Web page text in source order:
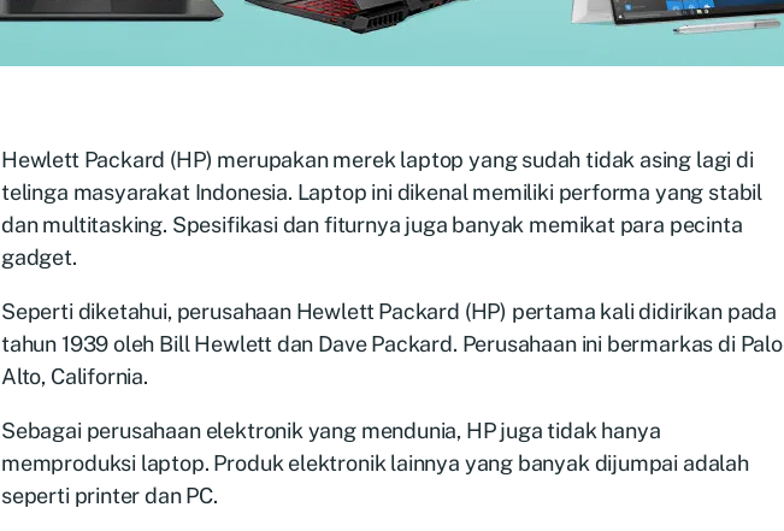
Hewlett Packard (HP) merupakan merek laptop yang sudah tidak asing lagi di
telinga masyarakat Indonesia. Laptop ini dikenal memiliki performa yang stabil
dan multitasking. Spesifikasi dan fiturnya juga banyak memikat para pecinta
gadget.
Seperti diketahui, perusahaan Hewlett Packard (HP) pertama kali didirikan pada
tahun 1939 oleh Bill Hewlett dan Dave Packard. Perusahaan ini bermarkas di Palo
Alto, California.
Sebagai perusahaan elektronik yang mendunia, HP juga tidak hanya
memproduksi laptop. Produk elektronik lainnya yang banyak dijumpai adalah
seperti printer dan PC.